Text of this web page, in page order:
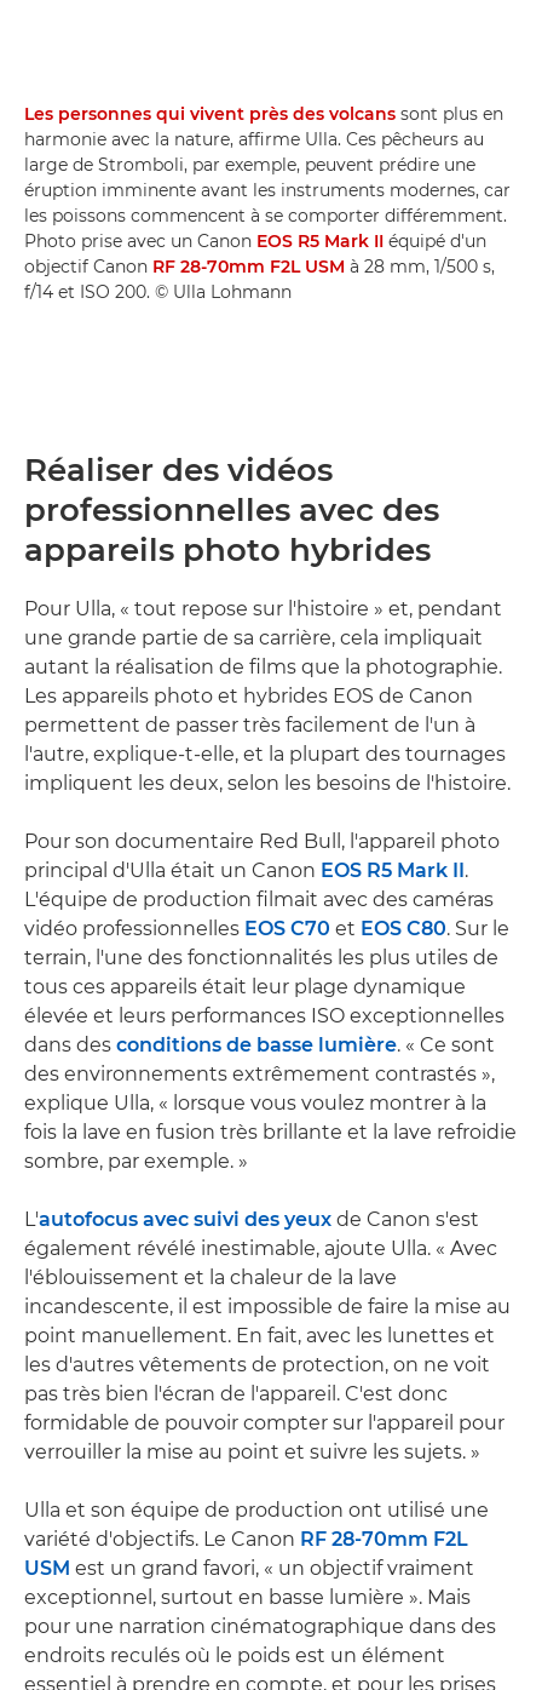
Les personnes qui vivent près des volcans sont plus en
harmonie avec la nature, affirme Ulla. Ces pêcheurs au
large de Stromboli, par exemple, peuvent prédire une
éruption imminente avant les instruments modernes, car
les poissons commencent à se comporter différemment.
Photo prise avec un Canon EOS R5 Mark II équipé d'un
objectif Canon RF 28-70mm F2L USM à 28 mm, 1/500 s,
f/14 et ISO 200. © Ulla Lohmann
Réaliser des vidéos
professionnelles avec des
appareils photo hybrides
Pour Ulla, « tout repose sur l'histoire » et, pendant
une grande partie de sa carrière, cela impliquait
autant la réalisation de films que la photographie.
Les appareils photo et hybrides EOS de Canon
permettent de passer très facilement de l'un à
l'autre, explique-t-elle, et la plupart des tournages
impliquent les deux, selon les besoins de l'histoire.
Pour son documentaire Red Bull, l'appareil photo
principal d'Ulla était un Canon EOS R5 Mark II .
L'équipe de production filmait avec des caméras
vidéo professionnelles EOS C70 et EOS C80. Sur le
terrain, l'une des fonctionnalités les plus utiles de
tous ces appareils était leur plage dynamique
élevée et leurs performances ISO exceptionnelles
dans des conditions de basse lumière. « Ce sont
des environnements extrêmement contrastés »,
explique Ulla, « lorsque vous voulez montrer à la
fois la lave en fusion très brillante et la lave refroidie
sombre, par exemple. »
L'autofocus avec suivi des yeux de Canon s'est
également révélé inestimable, ajoute Ulla. « Avec
l'éblouissement et la chaleur de la lave
incandescente, il est impossible de faire la mise au
point manuellement. En fait, avec les lunettes et
les d'autres vêtements de protection, on ne voit
pas très bien l'écran de l'appareil. C'est donc
formidable de pouvoir compter sur l'appareil pour
verrouiller la mise au point et suivre les sujets. »
Ulla et son équipe de production ont utilisé une
variété d'objectifs. Le Canon RF 28-70mm F2L
USM est un grand favori, « un objectif vraiment
exceptionnel, surtout en basse lumière ». Mais
pour une narration cinématographique dans des
endroits reculés où le poids est un élément
essentiel à prendre en compte, et pour les prises